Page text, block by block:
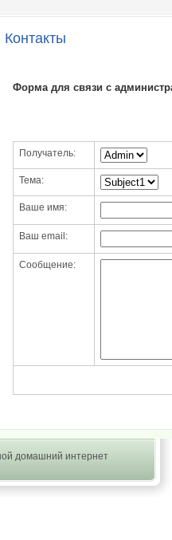
Контакты
Форма для связи с
Получатель:
Тема:
Ваше имя:
Ваш email:
Cообщение:
домашний интернет